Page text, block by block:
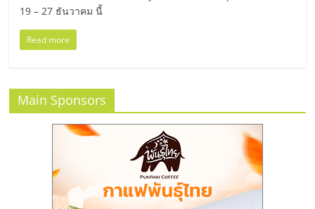
รน
ที่
ปรึกษา
แฟ
19 – 27 ธันวาคม นี้
Read more
Main Sponsors